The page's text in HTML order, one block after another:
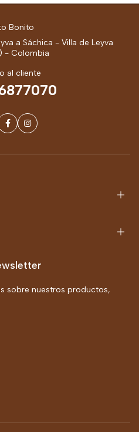
Bonito
a Sáchica - Villa de Leyva
- Colombia
al cliente
sobre nuestros productos,